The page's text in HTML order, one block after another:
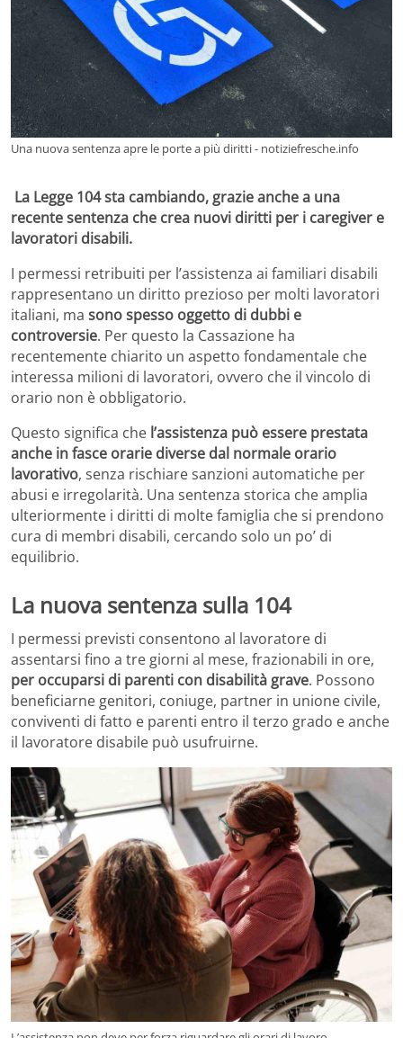
Una nuova sentenza apre le porte a più diritti - notiziefresche.info
La Legge 104 sta cambiando, grazie anche a una
recente sentenza che crea nuovi diritti per i caregiver e
lavoratori disabili.
I permessi retribuiti per l’assistenza ai familiari disabili
rappresentano un diritto prezioso per molti lavoratori
italiani, ma sono spesso oggetto di dubbi e
controversie. Per questo la Cassazione ha
recentemente chiarito un aspetto fondamentale che
interessa milioni di lavoratori, ovvero che il vincolo di
orario non è obbligatorio.
Questo significa che l’assistenza può essere prestata
anche in fasce orarie diverse dal normale orario
lavorativo, senza rischiare sanzioni automatiche per
abusi e irregolarità. Una sentenza storica che amplia
ulteriormente i diritti di molte famiglia che si prendono
cura di membri disabili, cercando solo un po’ di
equilibrio.
La nuova sentenza sulla 104
I permessi previsti consentono al lavoratore di
assentarsi fino a tre giorni al mese, frazionabili in ore,
per occuparsi di parenti con disabilità grave. Possono
beneficiarne genitori, coniuge, partner in unione civile,
conviventi di fatto e parenti entro il terzo grado e anche
il lavoratore disabile può usufruirne.